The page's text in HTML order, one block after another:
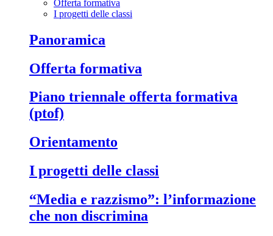
Offerta formativa
I progetti delle classi
panoramica
offerta formativa
piano triennale offerta formativa
(ptof)
orientamento
i progetti delle classi
“media e razzismo”: l’informazione
che non discrimina